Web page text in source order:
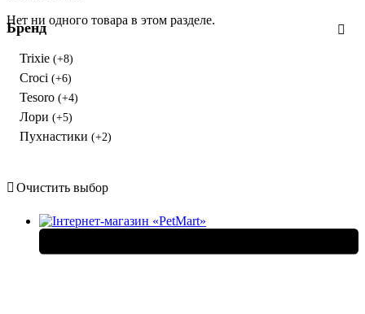
Нет ни одного товара в этом разделе.
Бренд
Trixie (+8)
Croci (+6)
Tesoro (+4)
Лори (+5)
Пухнастики (+2)
Очистить выбор